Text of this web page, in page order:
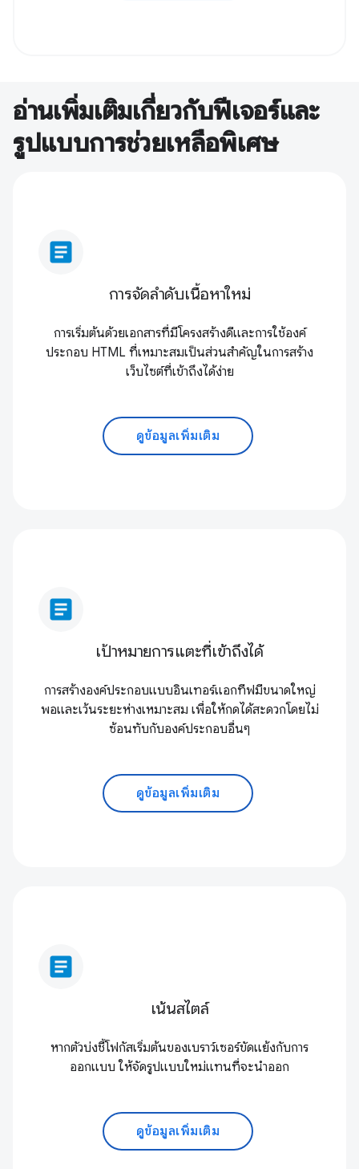
อ่านเพิ่มเติมเกี่ยวกับฟีเจอร์และ
รูปแบบการช่วยเหลือพิเศษ
article
การจัดลําดับเนื้อหาใหม่
การเริ่มต้นด้วยเอกสารที่มีโครงสร้างดีและการใช้องค์
ประกอบ HTML ที่เหมาะสมเป็นส่วนสำคัญในการสร้าง
เว็บไซต์ที่เข้าถึงได้ง่าย
ดูข้อมูลเพิ่มเติม
article
เป้าหมายการแตะที่เข้าถึงได้
การสร้างองค์ประกอบแบบอินเทอร์แอกทีฟมีขนาดใหญ่
พอและเว้นระยะห่างเหมาะสม เพื่อให้กดได้สะดวกโดยไม่
ซ้อนทับกับองค์ประกอบอื่นๆ
ดูข้อมูลเพิ่มเติม
article
เน้นสไตล์
หากตัวบ่งชี้โฟกัสเริ่มต้นของเบราว์เซอร์ขัดแย้งกับการ
ออกแบบ ให้จัดรูปแบบใหม่แทนที่จะนำออก
ดูข้อมูลเพิ่มเติม